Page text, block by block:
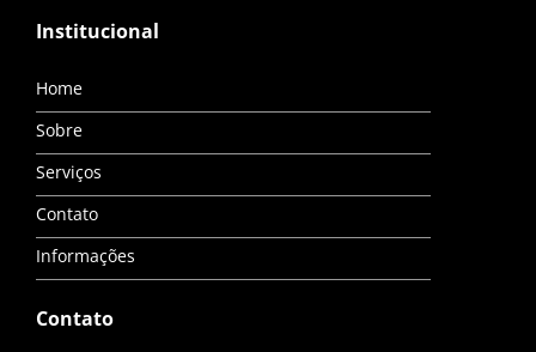
Institucional
Home
Sobre
Serviços
Contato
Informações
Contato